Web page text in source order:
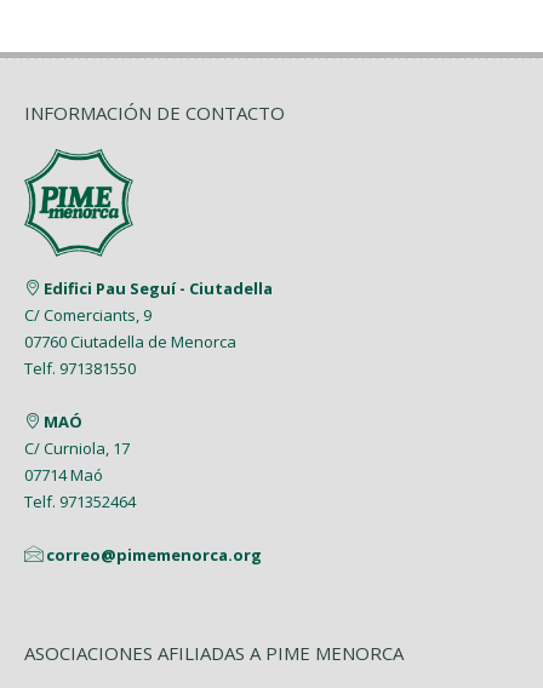
INFORMACIÓN DE CONTACTO
Edifici Pau Seguí - Ciutadella
C/ Comerciants, 9
07760 Ciutadella de Menorca
Telf. 971381550
MAÓ
C/ Curniola, 17
07714 Maó
Telf. 971352464
correo@pimemenorca.org
ASOCIACIONES AFILIADAS A PIME MENORCA